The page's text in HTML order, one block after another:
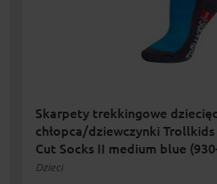
Skarpety trekkingowe
chłopca/dziewczynki
Cut Socks II medium blue
Dzieci